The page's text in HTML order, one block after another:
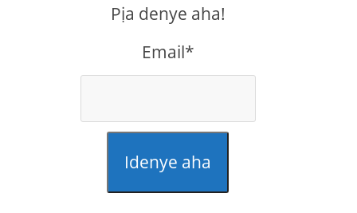
Pịa denye aha!
Email*
Idenye aha